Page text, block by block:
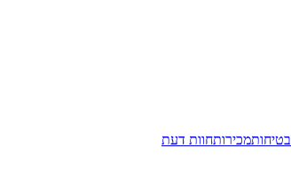
בטיחותמכירותחוות דעת